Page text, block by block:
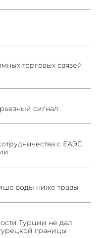
торговых связей
сигнал
с ЕАЭС
воды ниже травы
Турции не дал
границы
внешние шоки и